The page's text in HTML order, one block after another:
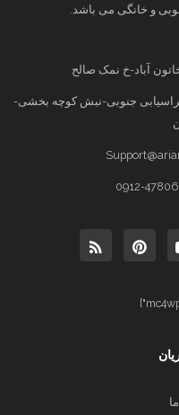
و خانگی می باشد.
آباد-خ نمک صالح
جنوبی-نبش کوچه بخشی-
0912-